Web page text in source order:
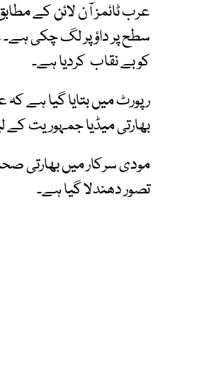
عرب ٹائمز آن لائن کے
سطح پر داؤ پر لگ چکی ہے۔
کو بے نقاب کردیا ہے۔
رپورٹ میں بتایا گیا ہے
بھارتی میڈیا جمہوریت
مودی سرکار میں بھارتی
تصور دھندلا گیا ہے۔